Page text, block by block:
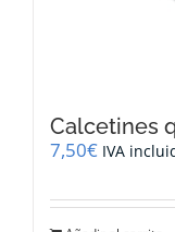
Calcetines
7,50€ IVA